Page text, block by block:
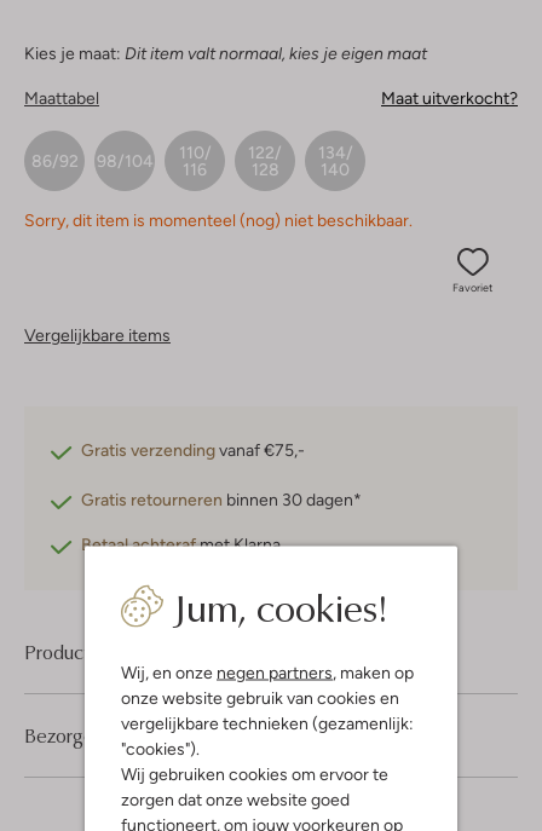
Jum, cookies!
Wij, en onze negen partners , maken op
onze website gebruik van cookies en
vergelijkbare technieken (gezamenlijk:
"cookies").
Wij gebruiken cookies om ervoor te
zorgen dat onze website goed
functioneert, om jouw voorkeuren op
Kies je maat: Dit item valt normaal, kies je eigen maat
Maattabel Maat uitverkocht?
86/92 98/104
110/
116
122/
128
134/
140
Sorry, dit item is momenteel (nog) niet beschikbaar.
Favoriet
Vergelijkbare items
Gratis verzendingvanaf €75,-
Gratis retourneren binnen 30 dagen*
Betaal achterafmet Klarna
Product informatie
Bezorgen & retourneren